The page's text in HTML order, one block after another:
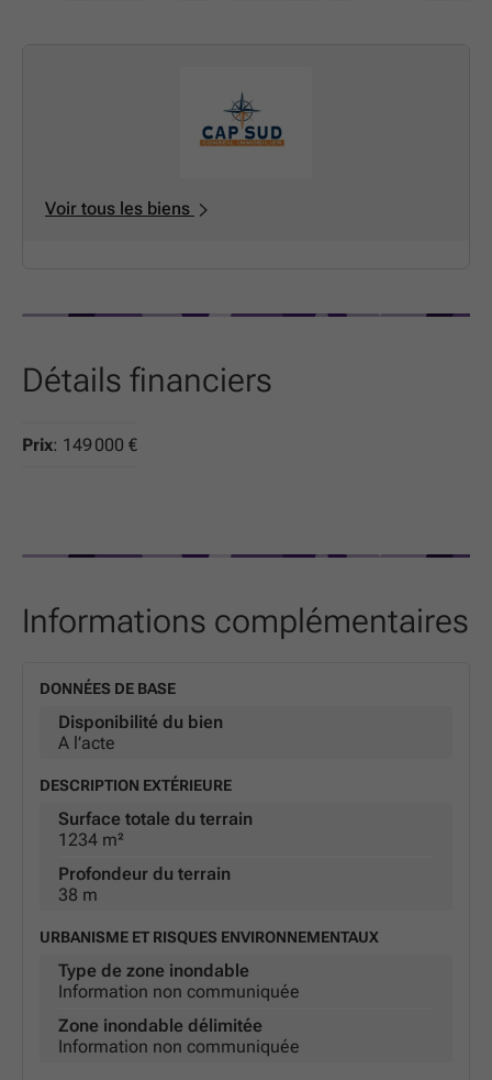
Voir tous les biens
Détails financiers
Prix: 149 000 €
Informations complémentaires
DONNÉES DE BASE
Disponibilité du bien
A l’acte
DESCRIPTION EXTÉRIEURE
Surface totale du terrain
1234 m²
Profondeur du terrain
38 m
URBANISME ET RISQUES ENVIRONNEMENTAUX
Type de zone inondable
Information non communiquée
Zone inondable délimitée
Information non communiquée